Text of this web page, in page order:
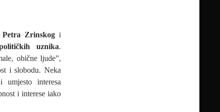
Petra Zrinskog i
uznika.
obične ljude”,
i slobodu. Neka
interesa
i interese iako